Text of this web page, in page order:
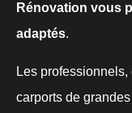
Rénovation vous
adaptés.
Les professionnels,
carports de